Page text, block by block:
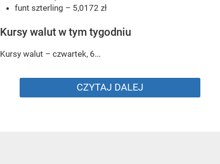
funt szterling – 5,0172 zł
Kursy walut w tym tygodniu
Kursy walut – czwartek, 6...
CZYTAJ DALEJ